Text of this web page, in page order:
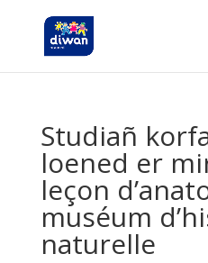
Studiañ
loened er
leçon
muséum
naturelle